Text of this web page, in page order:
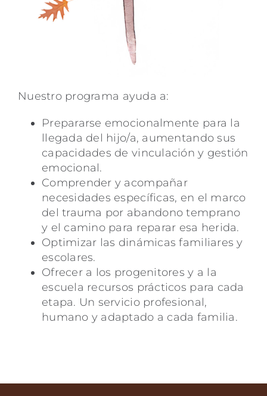
Nuestro programa ayuda a:
Prepararse emocionalmente para la
llegada del hijo/a, aumentando sus
capacidades de vinculación y gestión
emocional.
Comprender y acompañar
necesidades específicas, en el marco
del trauma por abandono temprano
y el camino para reparar esa herida.
Optimizar las dinámicas familiares y
escolares.
Ofrecer a los progenitores y a la
escuela recursos prácticos para cada
etapa. Un servicio profesional,
humano y adaptado a cada familia.